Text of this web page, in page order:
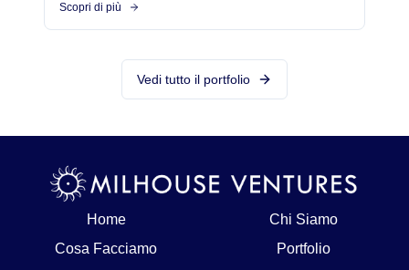
Scopri di più
Vedi tutto il portfolio
Home
Chi Siamo
Cosa Facciamo
Portfolio